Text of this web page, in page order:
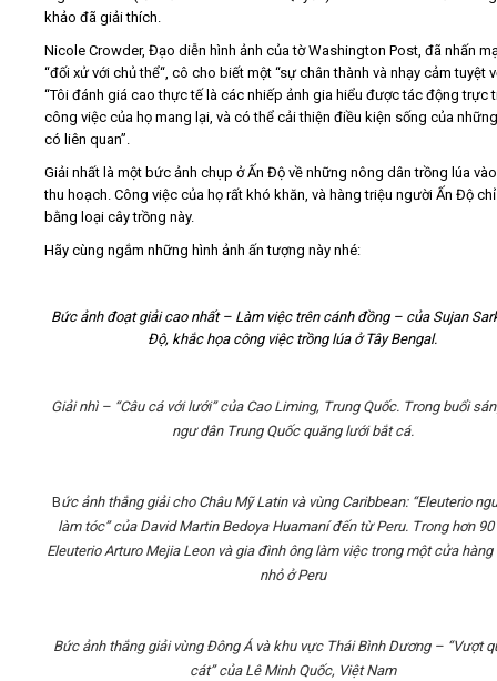
khảo đã giải thích.
Nicole Crowder, Đạo diễn hình ảnh của tờ Washington Post, đã nhấn
“đối xử với chủ thể“, cô cho biết một “sự chân thành và nhạy cảm tuyệt
“Tôi đánh giá cao thực tế là các nhiếp ảnh gia hiểu được tác động trực
công việc của họ mang lại, và có thể cải thiện điều kiện sống của
có liên quan”.
Giải nhất là một bức ảnh chụp ở Ấn Độ về những nông dân trồng lúa
thu hoạch. Công việc của họ rất khó khăn, và hàng triệu người Ấn Độ
bằng loại cây trồng này.
Hãy cùng ngắm những hình ảnh ấn tượng này nhé:
Bức ảnh đoạt giải cao nhất – Làm việc trên cánh đồng – của Sujan
Độ, khắc họa công việc trồng lúa ở Tây Bengal.
Giải nhì – “Câu cá với lưới” của Cao Liming, Trung Quốc. Trong buổi
ngư dân Trung Quốc quăng lưới bắt cá.
Bức ảnh thắng giải cho Châu Mỹ Latin và vùng Caribbean: “Eleuterio
làm tóc” của David Martin Bedoya Huamaní đến từ Peru. Trong hơn 90
Eleuterio Arturo Mejia Leon và gia đình ông làm việc trong một cửa
nhỏ ở Peru
Bức ảnh thắng giải vùng Đông Á và khu vực Thái Bình Dương – “Vượt
cát” của Lê Minh Quốc, Việt Nam